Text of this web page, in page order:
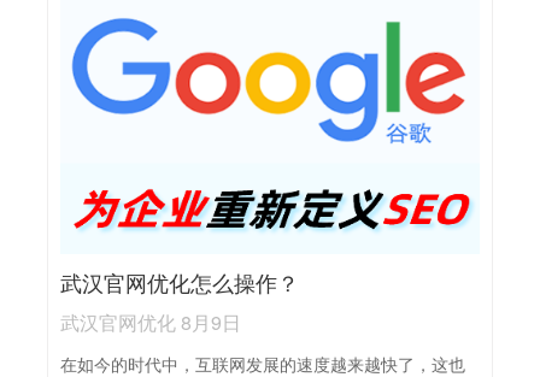
等位置，提高搜索引擎排名。2，内容建设：定期发布高
质量、原创的内容，确保内容丰富、有价值，满足用户
需求，提升用户体验。3，网站结构优化：确保网站结构
清晰，易于导航，使用适当的内部链接，提高搜索引擎
抓取效率。4，技术优化：提升网站加载速度，优化移动
作。5，外部链接建设：积极寻求来自高质量网站的外部
链接，增加网站权威性和可信度。6，数据监测与分析：
现，及时调整优化策略。
武汉官网优化怎么操作？
武汉官网优化 8月9日
在如今的时代中，互联网发展的速度越来越快了，这也